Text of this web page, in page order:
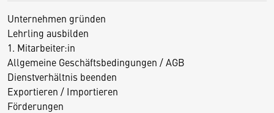
Unternehmen gründen
Lehrling ausbilden
1. Mitarbeiter:in
Allgemeine Geschäftsbedingungen / AGB
Dienstverhältnis beenden
Exportieren / Importieren
Förderungen